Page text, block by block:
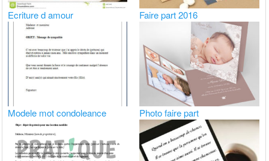
Ecriture d amour Faire part 2016
Modele mot condoleance Photo faire part